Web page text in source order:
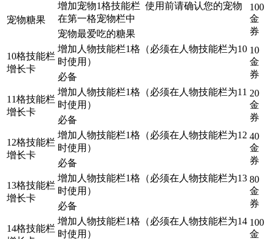
宠物糖果
增加宠物1格技能栏 使用前请确认您的宠物
在第一格宠物栏中
100
金
券
宠物最爱吃的糖果
10格技能栏
增长卡
增加人物技能栏1格（必须在人物技能栏为10
时使用）
10
金
券
必备
11格技能栏
增长卡
增加人物技能栏1格（必须在人物技能栏为11
时使用）
20
金
券
必备
12格技能栏
增长卡
增加人物技能栏1格（必须在人物技能栏为12
时使用）
40
金
券
必备
13格技能栏
增长卡
增加人物技能栏1格（必须在人物技能栏为13
时使用）
80
金
券
必备
14格技能栏
增加人物技能栏1格（必须在人物技能栏为14
时使用）
100
金